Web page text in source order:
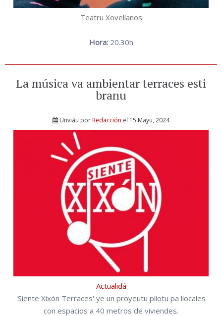
Teatru Xovellanos
Hora:20.30h
La música va ambientar terraces esti
branu
Unviáu porRedacción el 15 Mayu, 2024
Actualidá
'Siente Xixón Terraces' ye un proyeutu pilotu pa llocales
con espacios a 40 metros de viviendes.